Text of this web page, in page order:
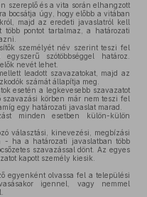
szereplő és a vita során elhangzott
bocsátja úgy, hogy előbb a vitában
majd az eredeti javaslatról kell
pontot tartalmaz, a határozati
személyét név szerint teszi fel
szótöbbséggel határoz.
nevét lehet.
leadott szavazatokat, majd az
számát állapítja meg.
esetén a legkevesebb szavazatot
szavazási körben már nem teszi fel
egy határozati javaslat marad.
minden esetben külön-külön
választási, kinevezési, megbízási
- ha a határozati javaslatban több
szavazással dönt. Az egyes
kapott személy kiesik.
egyenként olvassa fel a települési
igennel, vagy nemmel